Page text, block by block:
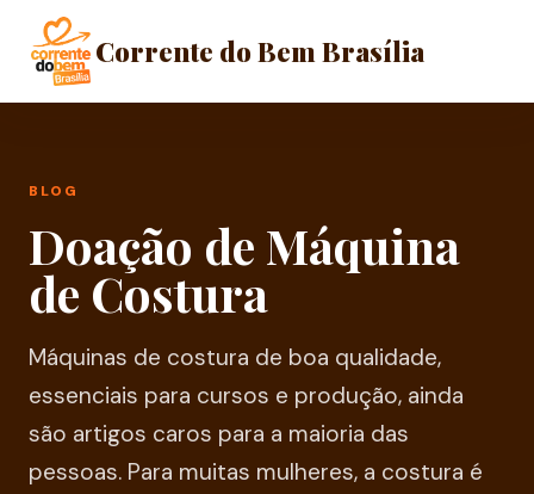
Corrente do Bem Brasília
BLOG
Doação de Máquina
de Costura
Máquinas de costura de boa qualidade,
essenciais para cursos e produção, ainda
são artigos caros para a maioria das
pessoas. Para muitas mulheres, a costura é